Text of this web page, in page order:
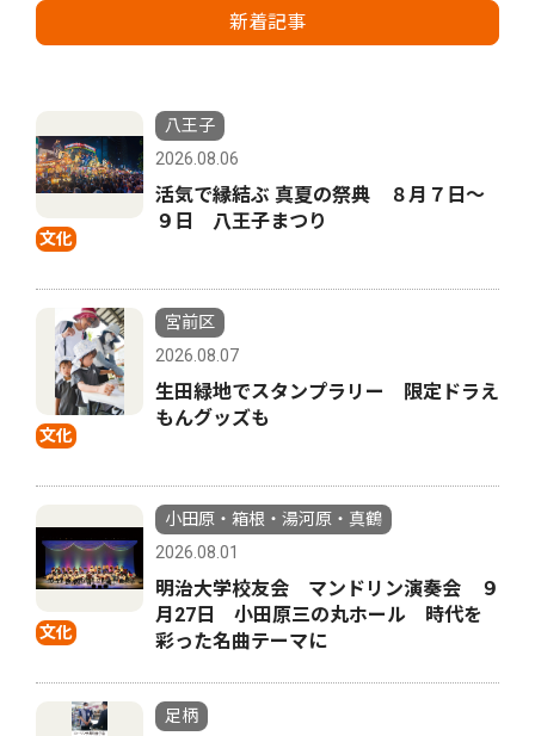
新着記事
文化
八王子
2026.08.06
活気で縁結ぶ 真夏の祭典 ８月７日〜
９日 八王子まつり
文化
宮前区
2026.08.07
生田緑地でスタンプラリー 限定ドラえ
もんグッズも
文化
小田原・箱根・湯河原・真鶴
2026.08.01
明治大学校友会 マンドリン演奏会 ９
月27日 小田原三の丸ホール 時代を
彩った名曲テーマに
足柄